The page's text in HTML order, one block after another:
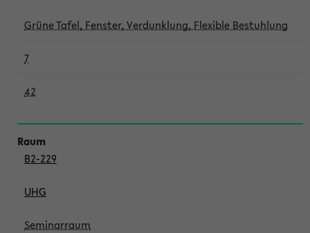
Grüne Tafel, Fenster, Verdunklung, Flexible Bestuhlung
7
42
B2-229
UHG
Seminarraum